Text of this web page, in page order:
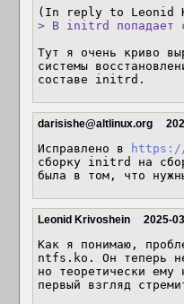
(In reply to Leonid
> В initrd попадает
Тут я очень криво
системы
составе initrd.
darisishe@altlinux.org
Исправлено в
сборку initrd на
была в том, что
Leonid Krivoshein 2025-
Как я понимаю,
ntfs.ko. Он теперь
но теоретически
первый взгляд